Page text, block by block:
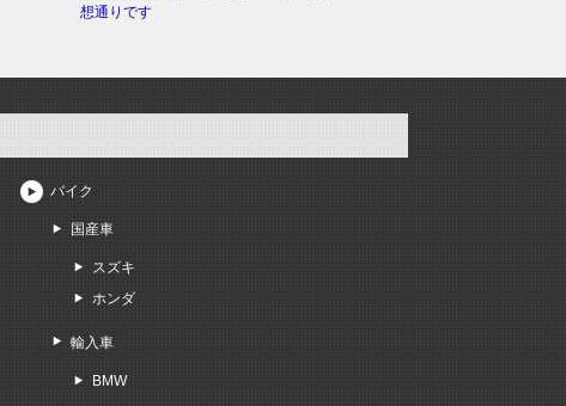
想通りです
バイク
国産車
スズキ
ホンダ
輸入車
BMW